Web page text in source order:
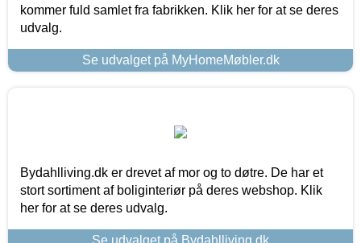
kommer fuld samlet fra fabrikken. Klik her for at se deres
udvalg.
Se udvalget på MyHomeMøbler.dk
Bydahlliving.dk er drevet af mor og to døtre. De har et
stort sortiment af boliginteriør på deres webshop. Klik
her for at se deres udvalg.
Se udvalget på Bydahlliving.dk